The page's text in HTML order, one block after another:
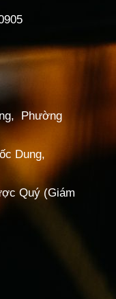
Phường
Dung,
Quý (Giám